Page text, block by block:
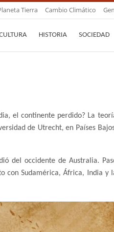
Tierra Cambio Climático
HISTORIA SOCIEDAD
el continente perdido? La
de Utrecht, en Países
del occidente de Australia.
con Sudamérica, África, India y